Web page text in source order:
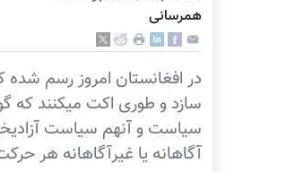
همرسانی
در افغانستان امروز رسم شده
سازد و طوری اکت میکنند که
سیاست و آنهم سیاست
آگاهانه یا غیرآگاهانه هر